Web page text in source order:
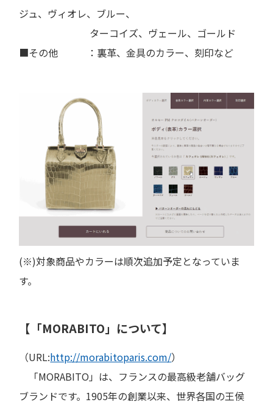
ジュ、ヴィオレ、ブルー、
ターコイズ、ヴェール、ゴールド
■その他 ：裏革、金具のカラー、刻印など
(※)対象商品やカラーは順次追加予定となっていま
す。
【「MORABITO」について】
（URL:http://morabitoparis.com/）
「MORABITO」は、フランスの最高級老舗バッグ
ブランドです。1905年の創業以来、世界各国の王侯